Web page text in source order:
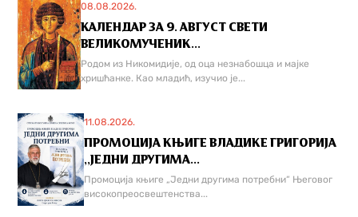
08.08.2026.
КАЛЕНДАР ЗА 9. АВГУСТ СВЕТИ
ВЕЛИКОМУЧЕНИК...
Родом из Никомидије, од оца незнабошца и мајке
хришћанке. Као младић, изучио је...
11.08.2026.
ПРОМОЦИЈА КЊИГЕ ВЛАДИКЕ ГРИГОРИЈА
,,ЈЕДНИ ДРУГИМА...
Промоција књиге „Једни другима потребни“ Његовог
високопреосвештенства...